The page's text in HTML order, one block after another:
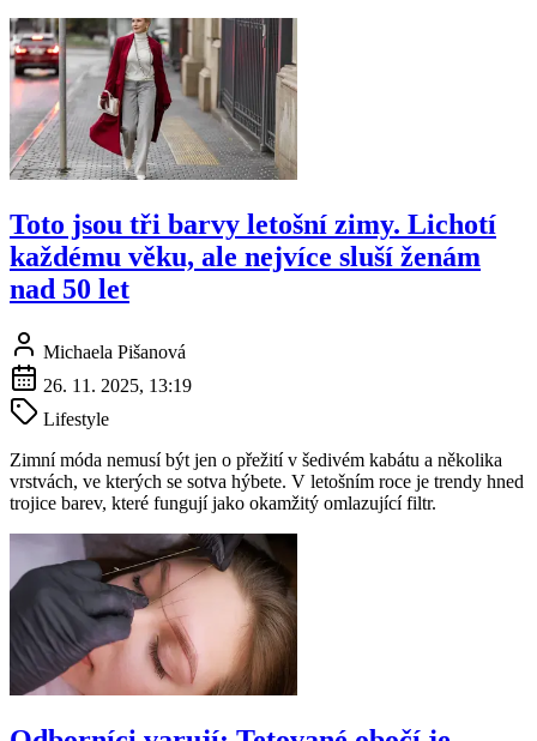
Toto jsou tři barvy letošní zimy. Lichotí
každému věku, ale nejvíce sluší ženám
nad 50 let
Michaela Pišanová
26. 11. 2025, 13:19
Lifestyle
Zimní móda nemusí být jen o přežití v šedivém kabátu a několika
vrstvách, ve kterých se sotva hýbete. V letošním roce je trendy hned
trojice barev, které fungují jako okamžitý omlazující filtr.